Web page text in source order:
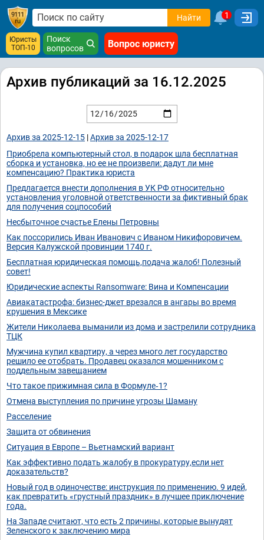
Найти 1
Юристы
ТОП-10
Поиск
вопросов
Вопрос юристу
Архив публикаций за 16.12.2025
Архив за 2025-12-15 |Архив за 2025-12-17
Приобрела компьютерный стол, в подарок шла бесплатная
сборка и установка, но ее не произвели: дадут ли мне
компенсацию? Практика юриста
Предлагается внести дополнения в УК РФ относительно
установления уголовной ответственности за фиктивный брак
для получения соцпособий
Несбыточное счастье Елены Петровны
Как поссорились Иван Иванович с Иваном Никифоровичем.
Версия Калужской провинции 1740 г.
Бесплатная юридическая помощь,подача жалоб! Полезный
совет!
Юридические аспекты Ransomware: Вина и Компенсации
Авиакатастрофа: бизнес-джет врезался в ангары во время
крушения в Мексике
Жители Николаева выманили из дома и застрелили сотрудника
ТЦК
Мужчина купил квартиру, а через много лет государство
решило ее отобрать. Продавец оказался мошенником с
поддельным завещанием
Что такое прижимная сила в Формуле‑1?
Отмена выступления по причине угрозы Шаману
Расселение
Защита от обвинения
Ситуация в Европе – Вьетнамский вариант
Как эффективно подать жалобу в прокуратуру,если нет
доказательств?
Новый год в одиночестве: инструкция по применению. 9 идей,
как превратить «грустный праздник» в лучшее приключение
года.
На Западе считают, что есть 2 причины, которые вынудят
Зеленского к заключению мира